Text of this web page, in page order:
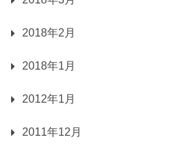
2018年2月
2018年1月
2012年1月
2011年12月